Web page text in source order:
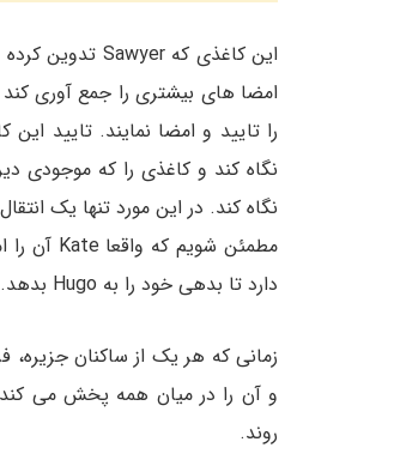
را تایید و امضا نمایند. تایید
نگاه کند و کاغذی را که موجودی
دارد تا بدهی خود را به Hugo بدهد.
و آن را در میان همه پخش می
روند.